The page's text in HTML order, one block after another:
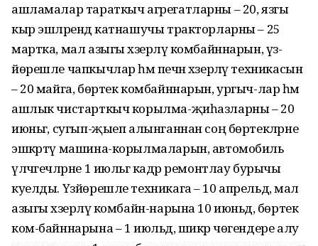
ашламалар тараткыч агрегатларны – 20, язгы
кыр эшләрендә катнашучы тракторларны – 25
мартка, мал азыгы хәзерләү комбайннарын, үз-
йөрешле чапкычлар һәм печән хәзерләү техникасын
– 20 майга, бөртек комбайннарын, ургыч-лар һәм
ашлык чистарткыч корылма-җиһазларны – 20
июньгә, сугып-җыеп алынганнан соң бөртекләрне
эшкәртү машина-корылмаларын, автомобиль
үлчәгечләрне 1 июльгә кадәр ремонтлау бурычы
куелды. Үзйөрешле техникага – 10 апрельдә, мал
азыгы хәзерләү комбайн-нарына 10 июньдә, бөртек
ком-байннарына – 1 июльдә, шикәр чөгендере алу